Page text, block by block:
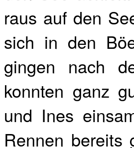
raus auf den
sich in den
gingen nach
konnten ganz
und Ines
Rennen bereits